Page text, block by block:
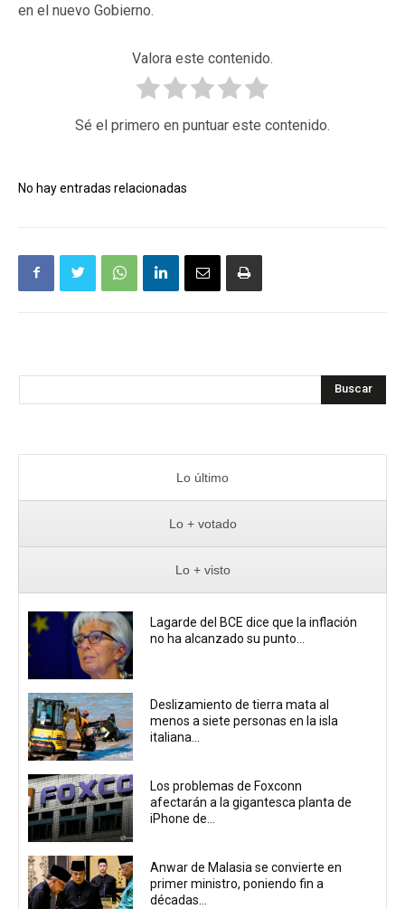
en el nuevo Gobierno.
Valora este contenido.
Sé el primero en puntuar este contenido.
No hay entradas relacionadas
Buscar
Lo último
Lo + votado
Lo + visto
Lagarde del BCE dice que la inflación
no ha alcanzado su punto...
Deslizamiento de tierra mata al
menos a siete personas en la isla
italiana...
Los problemas de Foxconn
afectarán a la gigantesca planta de
iPhone de...
Anwar de Malasia se convierte en
primer ministro, poniendo fin a
décadas...